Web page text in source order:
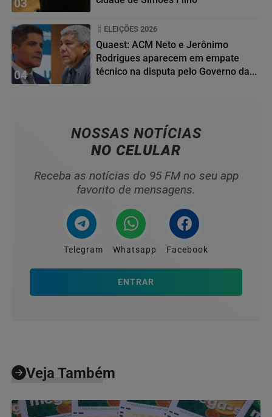
03
04
ELEIÇÕES 2026
Quaest: ACM Neto e Jerônimo
Rodrigues aparecem em empate
técnico na disputa pelo Governo da...
NOSSAS NOTÍCIAS
NO CELULAR
Receba as notícias do 95 FM no seu app
favorito de mensagens.
Telegram Whatsapp Facebook
ENTRAR
Veja Também